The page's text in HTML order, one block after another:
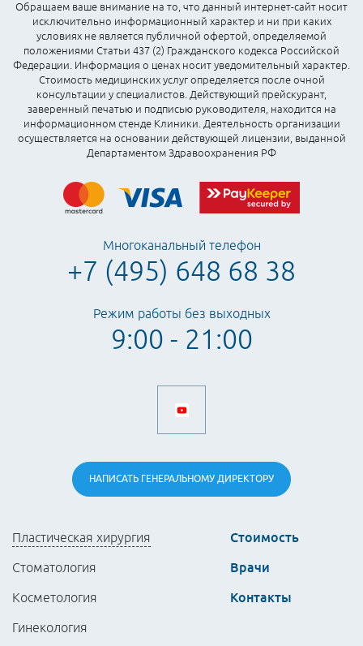
Обращаем ваше внимание на то, что данный интернет-сайт носит
исключительно информационный характер и ни при каких
условиях не является публичной офертой, определяемой
положениями Статьи 437 (2) Гражданского кодекса Российской
Федерации. Информация о ценах носит уведомительный характер.
Стоимость медицинских услуг определяется после очной
консультации у специалистов. Действующий прейскурант,
заверенный печатью и подписью руководителя, находится на
информационном стенде Клиники. Деятельность организации
осуществляется на основании действующей лицензии, выданной
Департаментом Здравоохранения РФ
Многоканальный телефон
+7 (495) 648 68 38
Режим работы без выходных
9:00 - 21:00
НАПИСАТЬ ГЕНЕРАЛЬНОМУДИРЕКТОРУ
Пластическая хирургия
Стоматология
Косметология
Гинекология
Стоимость
Врачи
Контакты